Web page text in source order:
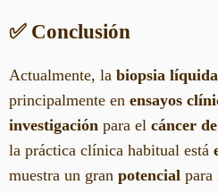
✅ Conclusión
Actualmente, la biopsia líquida
principalmente en ensayos
investigación para el cáncer
la práctica clínica habitual está
muestra un gran potencial para